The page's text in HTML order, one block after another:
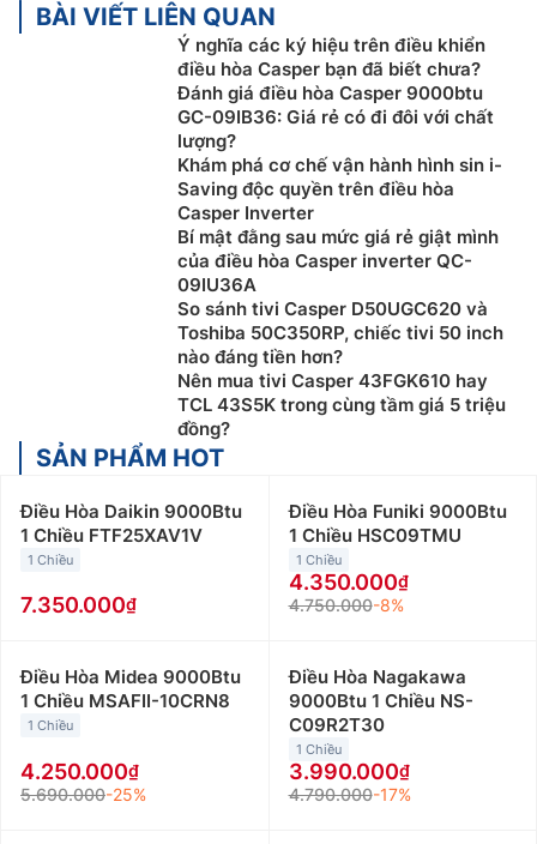
BÀI VIẾT LIÊN QUAN
Ý nghĩa các ký hiệu trên điều khiển
điều hòa Casper bạn đã biết chưa?
Đánh giá điều hòa Casper 9000btu
GC-09IB36: Giá rẻ có đi đôi với chất
lượng?
Khám phá cơ chế vận hành hình sin i-
Saving độc quyền trên điều hòa
Casper Inverter
Bí mật đằng sau mức giá rẻ giật mình
của điều hòa Casper inverter QC-
09IU36A
So sánh tivi Casper D50UGC620 và
Toshiba 50C350RP, chiếc tivi 50 inch
nào đáng tiền hơn?
Nên mua tivi Casper 43FGK610 hay
TCL 43S5K trong cùng tầm giá 5 triệu
đồng?
SẢN PHẨM HOT
Điều Hòa Daikin 9000Btu
1 Chiều FTF25XAV1V
1 Chiều
7.350.000
Điều Hòa Funiki 9000Btu
1 Chiều HSC09TMU
1 Chiều
4.350.000
4.750.000-8%
Điều Hòa Midea 9000Btu
1 Chiều MSAFII-10CRN8
1 Chiều
4.250.000
5.690.000-25%
Điều Hòa Nagakawa
9000Btu 1 Chiều NS-
C09R2T30
1 Chiều
3.990.000
4.790.000-17%